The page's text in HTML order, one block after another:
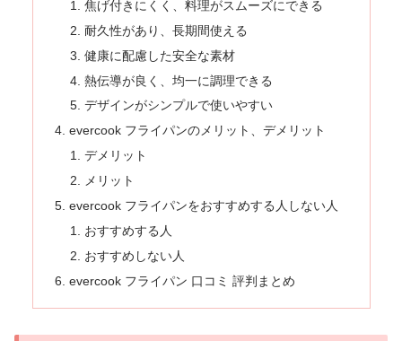
焦げ付きにくく、料理がスムーズにできる
耐久性があり、長期間使える
健康に配慮した安全な素材
熱伝導が良く、均一に調理できる
デザインがシンプルで使いやすい
evercook フライパンのメリット、デメリット
デメリット
メリット
evercook フライパンをおすすめする人しない人
おすすめする人
おすすめしない人
evercook フライパン 口コミ 評判まとめ